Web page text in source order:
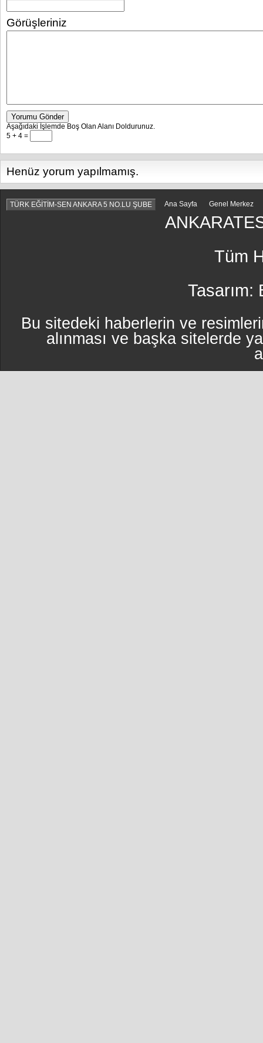
Görüşleriniz
Yorumu Gönder
Aşağıdaki İşlemde Boş Olan Alanı Doldurunuz.
5 + 4 =
Henüz yorum yapılmamış.
TÜRK EĞİTİM-SEN ANKARA 5 NO.LU ŞUBE Ana Sayfa Genel Merkez
Tüm
Tasarım:
Bu sitedeki haberlerin ve
alınması ve başka sitelerde